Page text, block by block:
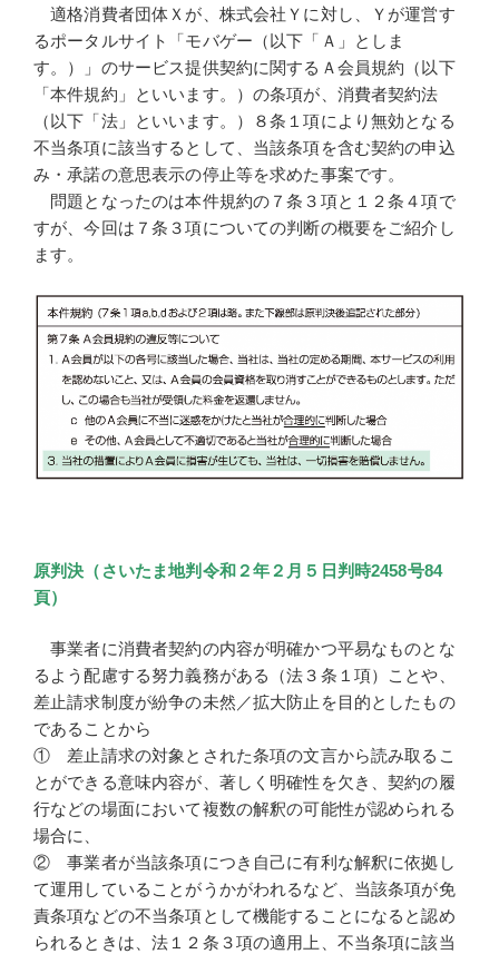
適格消費者団体Ｘが、株式会社Ｙに対し、Ｙが運営す
るポータルサイト「モバゲー（以下「Ａ」としま
す。）」のサービス提供契約に関するＡ会員規約（以下
「本件規約」といいます。）の条項が、消費者契約法
（以下「法」といいます。）８条１項により無効となる
不当条項に該当するとして、当該条項を含む契約の申込
み・承諾の意思表示の停止等を求めた事案です。
問題となったのは本件規約の７条３項と１２条４項で
すが、今回は７条３項についての判断の概要をご紹介し
ます。
原判決（さいたま地判令和２年２月５日判時2458号84
頁）
事業者に消費者契約の内容が明確かつ平易なものとな
るよう配慮する努力義務がある（法３条１項）ことや、
差止請求制度が紛争の未然／拡大防止を目的としたもの
であることから
① 差止請求の対象とされた条項の文言から読み取るこ
とができる意味内容が、著しく明確性を欠き、契約の履
行などの場面において複数の解釈の可能性が認められる
場合に、
② 事業者が当該条項につき自己に有利な解釈に依拠し
て運用していることがうかがわれるなど、当該条項が免
責条項などの不当条項として機能することになると認め
られるときは、法１２条３項の適用上、不当条項に該当